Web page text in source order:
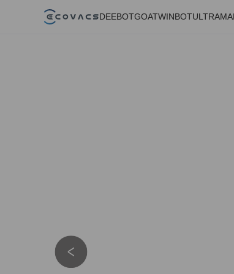
DEEBOTGOATWINBOT